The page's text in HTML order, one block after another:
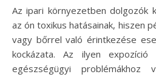
Az ipari környezetben dolgozók
az ón toxikus hatásainak, hiszen
vagy bőrrel való érintkezése
kockázata. Az ilyen expozíció
egészségügyi problémákhoz